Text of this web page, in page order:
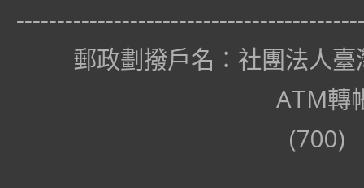
郵政劃撥戶名：社團法
ATM轉帳戶名：社團
(700)